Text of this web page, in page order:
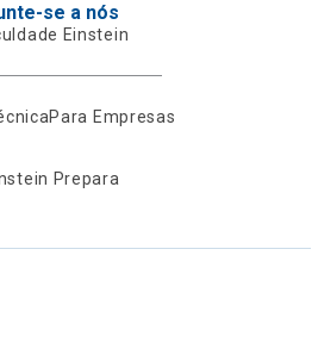
se a nós
Einstein
Para Empresas
Prepara